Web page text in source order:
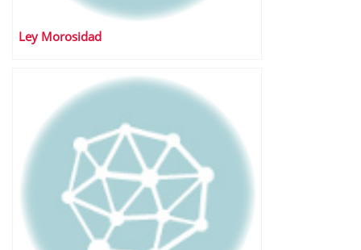
Ley Morosidad